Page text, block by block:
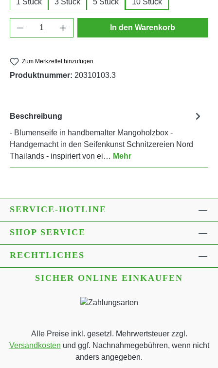
Produkt Anzahl: Gib den gewünschten
In den Warenkorb
Zum Merkzettel hinzufügen
Produktnummer: 20310103.3
Beschreibung
- Blumenseife in handbemalter Mangoholzbox -
Handgemacht in den Seifenkunst Schnitzereien Nord
Thailands - inspiriert von ei… Mehr
SERVICE-HOTLINE
SHOP SERVICE
RECHTLICHES
SICHER ONLINE EINKAUFEN
Alle Preise inkl. gesetzl. Mehrwertsteuer zzgl.
Versandkosten und ggf. Nachnahmegebühren, wenn nicht
anders angegeben.